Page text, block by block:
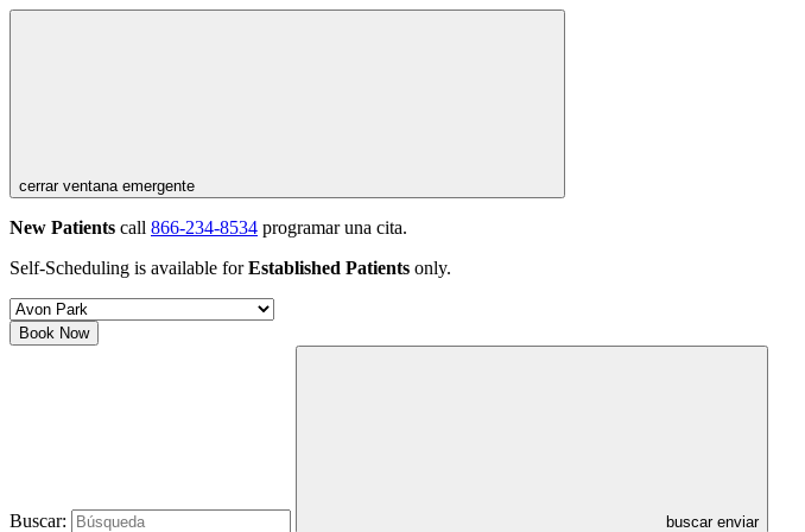
cerrar ventana emergente
New Patients call 866-234-8534 programar una cita.
Self-Scheduling is available forEstablished Patients only.
Book Now
Buscar: buscar enviar